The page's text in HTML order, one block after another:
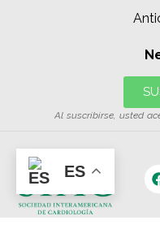
Al suscribirse, usted
ES